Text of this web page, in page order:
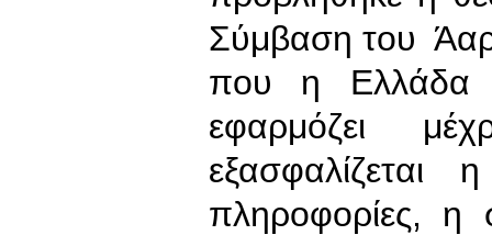
Σύμβαση του
που η Ελλάδα
εφαρμόζει
πληροφορίες,